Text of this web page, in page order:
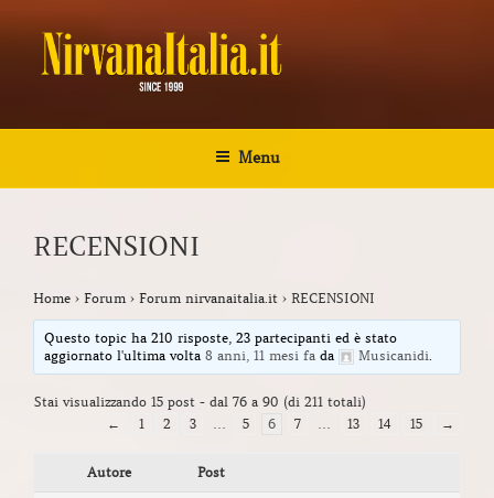
contenuto
NIRVANA ITALIA
Menu
RECENSIONI
Home › Forum › Forum nirvanaitalia.it › RECENSIONI
Questo topic ha 210 risposte, 23 partecipanti ed è stato
aggiornato l'ultima volta8 anni, 11 mesi fa da Musicanidi.
Stai visualizzando 15 post - dal 76 a 90 (di 211 totali)
←
1 2 3 … 5 6 7 … 13 14 15 →
Autore Post